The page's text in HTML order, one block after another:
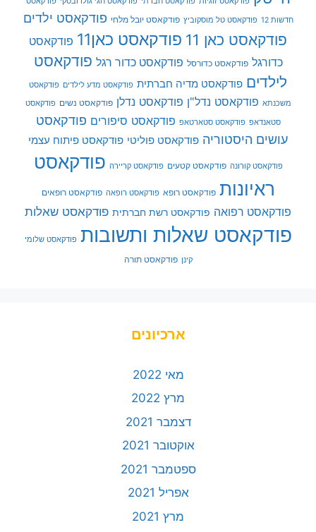
חדשות 12 פודקאסט טל מוסקוביץ פודקאסט יובל מלחי פודקאסט ילדים
פודקאסט כאן 11 פודקאסט כאן11
פודקאסט
כדורגל פודקאסט כדורסל פודקאסט כדור רגל פודקאסט
לילדים פודקאסט מדיה חברתית פודקאסט מדע לילדים פודקאסט
משכנתא פודקאסט נדל"ן פודקאסט נדלן פודקאסט נשים פודקאסט
סטאנדאפ פודקאסט סטארטאפ פודקאסט סיפורים פודקאסט
עושים היסטוריה פודקאסט פוליטי פודקאסט פיתוח עצמי
פודקאסט קורונה פודקאסט קטעים פודקאסט קריירה פודקאסט
ראיונות פודקאסט רופא פודקאסט רופאה פודקאסט רופאים
פודקאסט רפואה פודקאסט רשת חברתית פודקאסט שאלות
פודקאסט שאלות ותשובות פודקאסט שלומי
קינן פודקאסט תורה
ארכיונים
מאי 2022
מרץ 2022
דצמבר 2021
אוקטובר 2021
ספטמבר 2021
אפריל 2021
מרץ 2021